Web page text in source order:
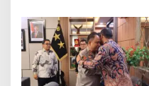
Angin Kencang Disertai
Hujan